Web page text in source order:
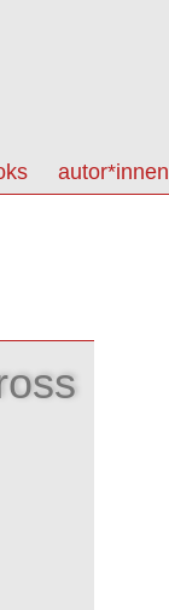
autor*innen